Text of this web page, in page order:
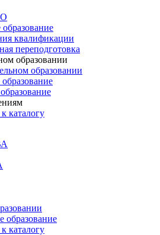
квалификации
переподготовка
образовании
образовании
каталогу
образование
каталогу